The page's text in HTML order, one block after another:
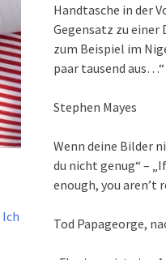
Ich
Handtasche in der
Gegensatz zu einer
zum Beispiel im
paar tausend aus…“
Stephen Mayes
Wenn deine Bilder
du nicht genug“ –
enough, you aren’t
Tod Papageorge,